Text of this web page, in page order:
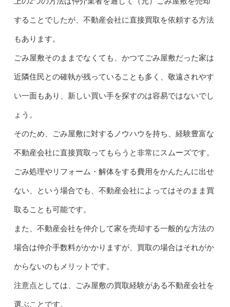
することでしたが、不動産会社に直接買取を依頼する方法
もあります。
ごみ屋敷そのままでなくても、かつてごみ屋敷だった家は
近隣住民との確執が残っていることも多く、敬遠されやす
い一面もあり、新しい買い手を探すのは容易ではないでし
ょう。
そのため、ごみ屋敷に対するノウハウを持ち、経験豊富な
不動産会社に直接買取ってもらうと非常にスムーズです。
ごみ処理やリフォーム・解体をする費用をかんたんに出せ
ない、という場合でも、不動産会社によってはそのまま買
取ることも可能です。
また、不動産会社を仲介して家を売却する一般的な方法の
場合は仲介手数料がかかりますが、買取の場合はそれがか
からないのもメリットです。
注意点としては、ごみ屋敷の買取経験がある不動産会社を
選ぶことです。